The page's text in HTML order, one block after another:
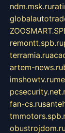
ndm.msk.ru
remontt.spb.ru
terramia.ru
artem-news.ru
imshowtv.ru
fan-cs.ru
obustrojdom.ru